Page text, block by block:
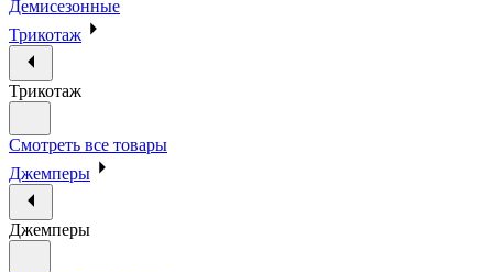
Демисезонные
Трикотаж
Трикотаж
Смотреть все товары
Джемперы
Джемперы